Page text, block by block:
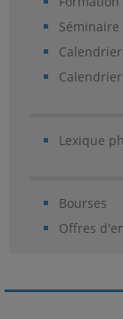
Lexique
Bourses
Offres